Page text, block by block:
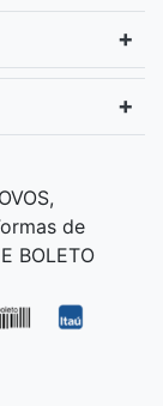
de
BOLETO